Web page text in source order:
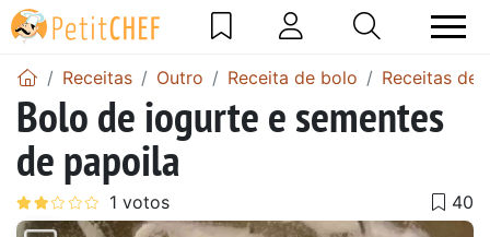
Receitas Outro Receita de bolo Receitas de
Bolo de iogurte e sementes
de papoila